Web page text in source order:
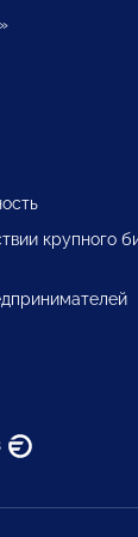
крупного